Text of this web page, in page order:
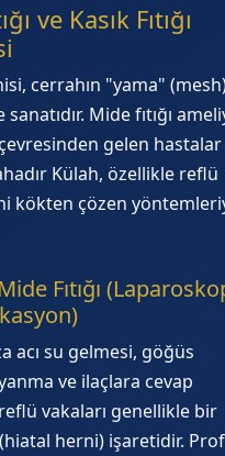
ve Kasık Fıtığı
cerrahın "yama"
Mide fıtığı
gelen
Külah, özellikle reflü
kökten çözen
Fıtığı
acı su gelmesi, göğüs
ve ilaçlara cevap
vakaları genellikle bir
(hiatal herni) işaretidir.